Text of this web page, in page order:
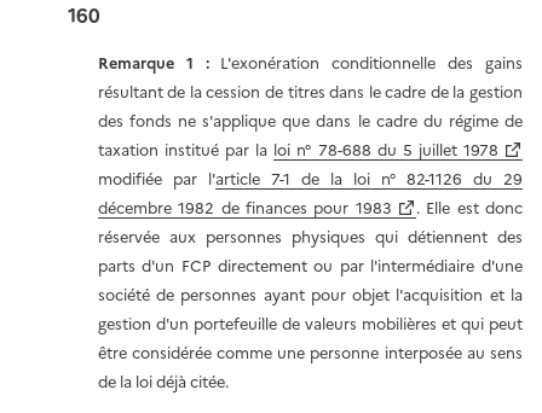
160
Remarque 1 : L'exonération conditionnelle des gains
résultant de la cession de titres dans le cadre de la gestion
des fonds ne s'applique que dans le cadre du régime de
taxation institué par la loi n° 78-688 du 5 juillet 1978
modifiée par l'article 7-1 de la loi n° 82-1126 du 29
décembre 1982 de finances pour 1983
. Elle est donc
réservée aux personnes physiques qui détiennent des
parts d'un FCP directement ou par l'intermédiaire d'une
société de personnes ayant pour objet l'acquisition et la
gestion d'un portefeuille de valeurs mobilières et qui peut
être considérée comme une personne interposée au sens
de la loi déjà citée.